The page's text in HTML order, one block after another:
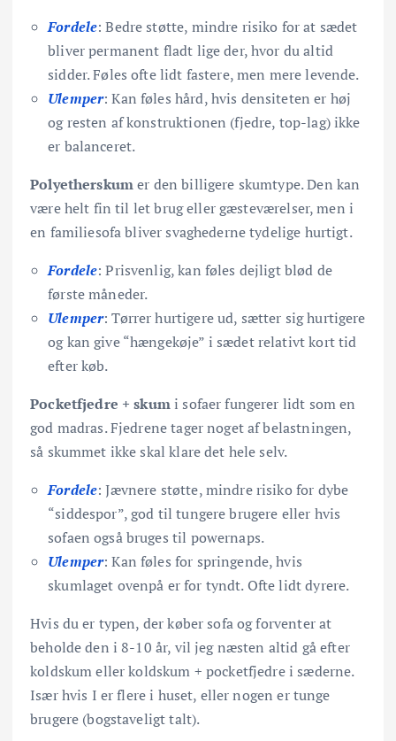
Fordele: Bedre støtte, mindre risiko for at sædet
bliver permanent fladt lige der, hvor du altid
sidder. Føles ofte lidt fastere, men mere levende.
Ulemper: Kan føles hård, hvis densiteten er høj
og resten af konstruktionen (fjedre, top-lag) ikke
er balanceret.
Polyetherskumer den billigere skumtype. Den kan
være helt fin til let brug eller gæsteværelser, men i
en familiesofa bliver svaghederne tydelige hurtigt.
Fordele: Prisvenlig, kan føles dejligt blød de
første måneder.
Ulemper: Tørrer hurtigere ud, sætter sig hurtigere
og kan give “hængekøje” i sædet relativt kort tid
efter køb.
Pocketfjedre + skumi sofaer fungerer lidt som en
god madras. Fjedrene tager noget af belastningen,
så skummet ikke skal klare det hele selv.
Fordele: Jævnere støtte, mindre risiko for dybe
“siddespor”, god til tungere brugere eller hvis
sofaen også bruges til powernaps.
Ulemper: Kan føles for springende, hvis
skumlaget ovenpå er for tyndt. Ofte lidt dyrere.
Hvis du er typen, der køber sofa og forventer at
beholde den i 8-10 år, vil jeg næsten altid gå efter
koldskum eller koldskum + pocketfjedre i sæderne.
Især hvis I er flere i huset, eller nogen er tunge
brugere (bogstaveligt talt).